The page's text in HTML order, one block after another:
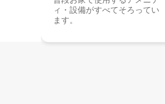
ィ・設備がすべてそろってい
ます。